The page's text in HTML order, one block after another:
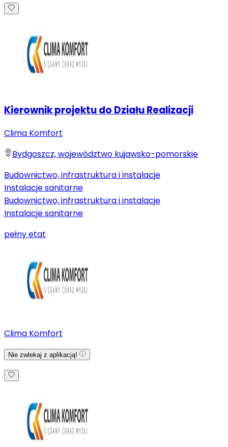
Kierownik projektu do Działu Realizacji
Clima Komfort
Bydgoszcz, województwo kujawsko-pomorskie
Budownictwo, infrastruktura i instalacje
Instalacje sanitarne
Budownictwo, infrastruktura i instalacje
Instalacje sanitarne
pełny etat
Clima Komfort
Nie zwlekaj z aplikacją!